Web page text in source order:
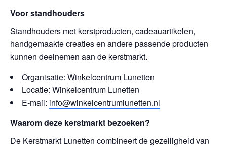
Voor standhouders
Standhouders met kerstproducten, cadeauartikelen,
handgemaakte creaties en andere passende producten
kunnen deelnemen aan de kerstmarkt.
Organisatie: Winkelcentrum Lunetten
Locatie: Winkelcentrum Lunetten
E-mail: info@winkelcentrumlunetten.nl
Waarom deze kerstmarkt bezoeken?
De Kerstmarkt Lunetten combineert de gezelligheid van